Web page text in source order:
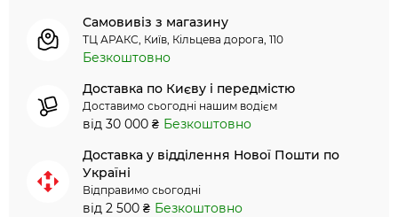
Самовивіз з магазину
ТЦ АРАКС, Київ, Кільцева дорога, 110
Безкоштовно
Доставка по Києву і передмістю
Доставимо сьогодні нашим водієм
від 30 000 ₴ Безкоштовно
Доставка у відділення Нової Пошти по
Україні
Відправимо сьогодні
від 2 500 ₴ Безкоштовно